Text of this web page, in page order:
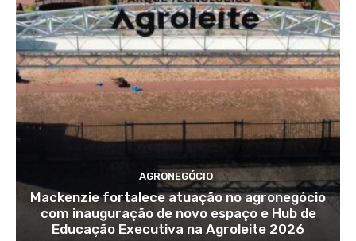
AGRONEGÓCIO
Mackenzie fortalece atuação no agronegócio
com inauguração de novo espaço e Hub de
Educação Executiva na Agroleite 2026